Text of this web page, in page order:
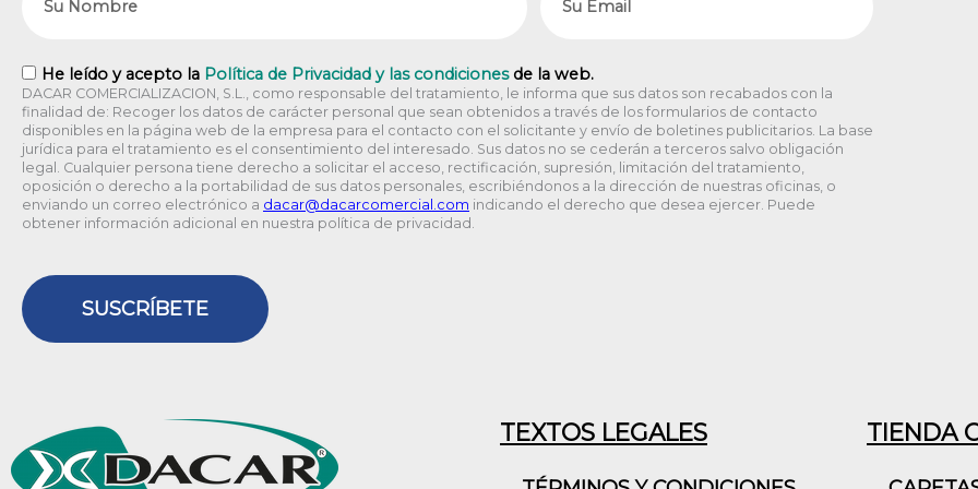
RGPD
He leído y acepto la Política de Privacidad y las condicionesde la web.
DACAR COMERCIALIZACION, S.L., como responsable del tratamiento, le informa que sus datos son recabados con la
finalidad de: Recoger los datos de carácter personal que sean obtenidos a través de los formularios de contacto
disponibles en la página web de la empresa para el contacto con el solicitante y envío de boletines publicitarios. La base
jurídica para el tratamiento es el consentimiento del interesado. Sus datos no se cederán a terceros salvo obligación
legal. Cualquier persona tiene derecho a solicitar el acceso, rectificación, supresión, limitación del tratamiento,
oposición o derecho a la portabilidad de sus datos personales, escribiéndonos a la dirección de nuestras oficinas, o
enviando un correo electrónico a
moc.laicremocracad
@racad
indicando el derecho que desea ejercer. Puede
obtener información adicional en nuestra política de privacidad.
SUSCRÍBETE
TEXTOS LEGALES TIENDA